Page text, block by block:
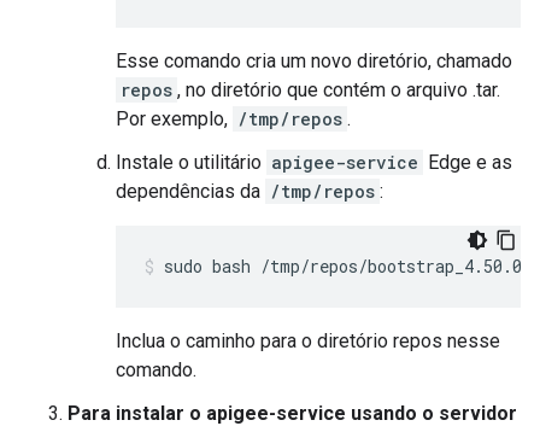
Esse comando cria um novo diretório, chamado
repos , no diretório que contém o arquivo .tar.
Por exemplo, /tmp/repos .
Instale o utilitário apigee-service Edge e as
dependências da /tmp/repos :
sudo bash /tmp/repos/
Inclua o caminho para o diretório repos nesse
comando.
Para instalar o apigee-service usando o servidor